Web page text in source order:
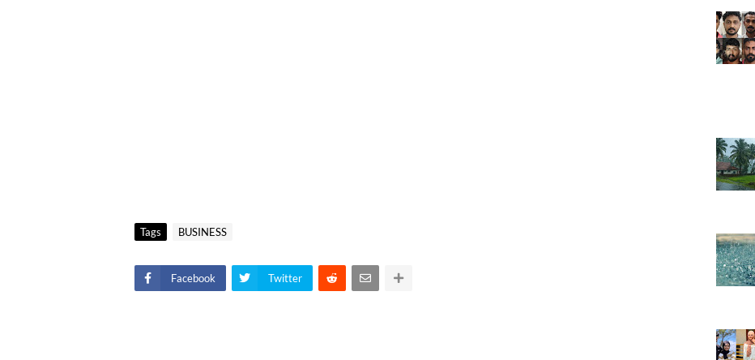
Tags BUSINESS
Facebook Twitter